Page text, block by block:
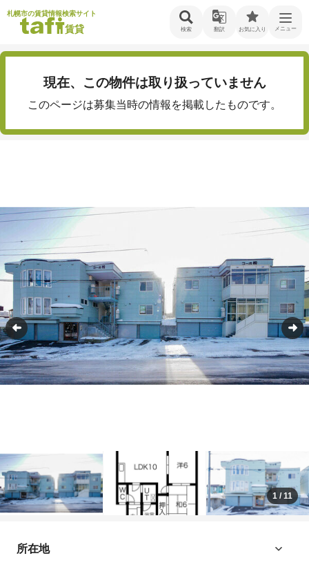
札幌市の賃貸情報検索サイト
賃貸 検索 翻訳 お気に入り メニュー
現在、この物件は取り扱っていません
このページは募集当時の情報を掲載したものです。
1 /11
所在地